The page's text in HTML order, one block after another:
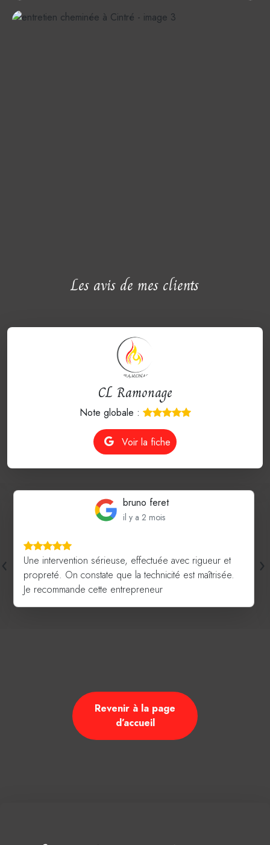
Les avis de mes clients
CL Ramonage
Note globale :
Voir la fiche
bruno feret
il y a 2 mois
Une intervention sérieuse, effectuée avec rigueur et
propreté. On constate que la technicité est maîtrisée.
Je recommande cette entrepreneur
‹ ›
Revenir à la page
d’accueil